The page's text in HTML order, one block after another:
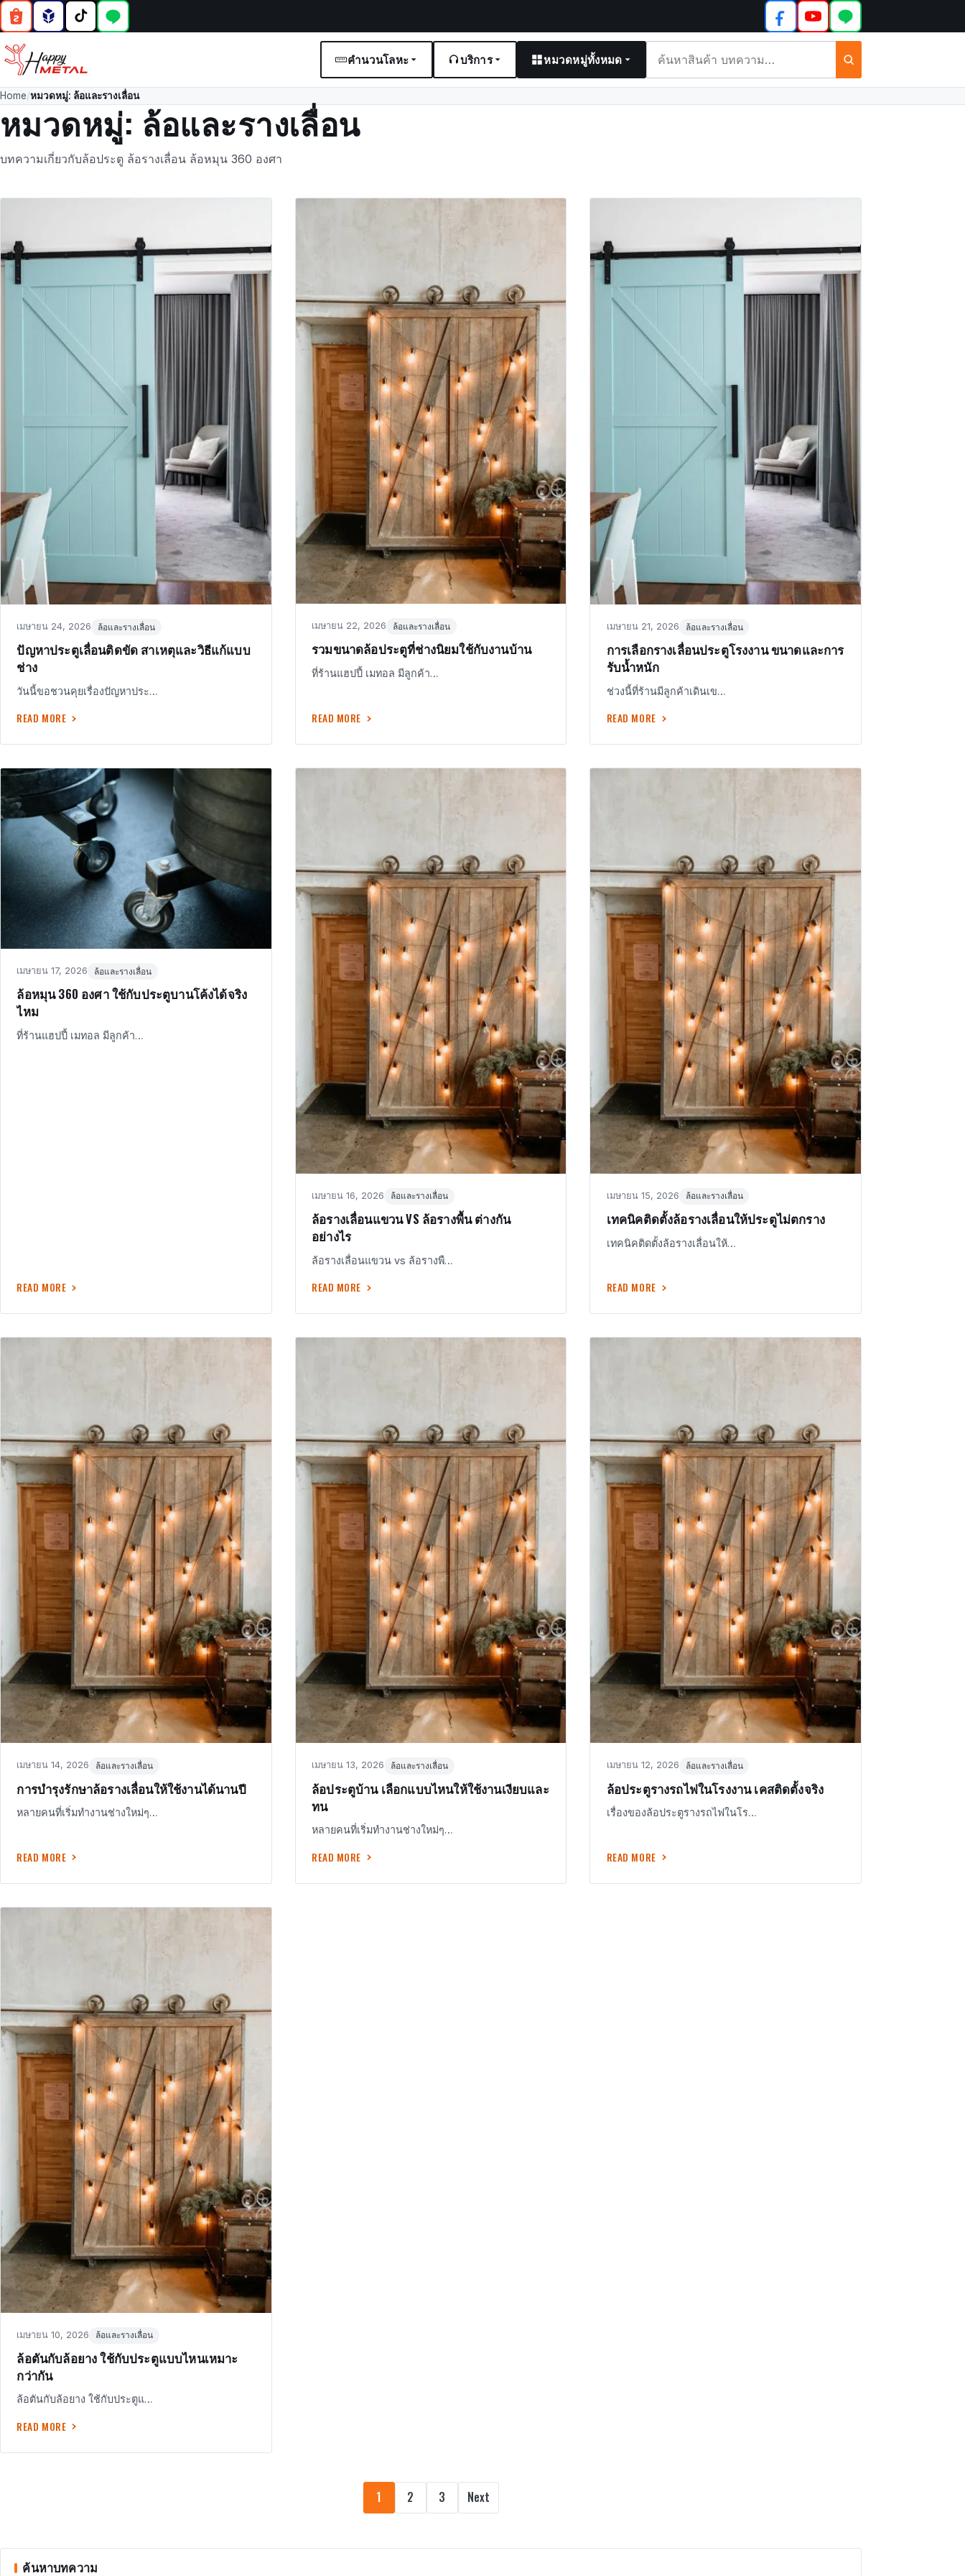
คำนวนโลหะ บริการ หมวดหมู่ทั้งหมด
และ
บทความ
Home/หมวดหมู่: ล้อและรางเลื่อน
หมวดหมู่: ล้อและรางเลื่อน
บทความเกี่ยวกับล้อประตู ล้อรางเลื่อน ล้อหมุน 360 องศา
Posted
เมษายน 24, 2026 ล้อและรางเลื่อน
ปัญหาประตูเลื่อนติดขัด สาเหตุและวิธีแก้แบบ
ช่าง
วันนี้ขอชวนคุยเรื่องปัญหาประ…
READ MORE
Posted
เมษายน 22, 2026 ล้อและรางเลื่อน
รวมขนาดล้อประตูที่ช่างนิยมใช้กับงานบ้าน
ที่ร้านแฮปปี้ เมทอล มีลูกค้า…
READ MORE
Posted
เมษายน 21, 2026in ล้อและรางเลื่อน
การเลือกรางเลื่อนประตูโรงงาน ขนาดและการ
รับน้ำหนัก
ช่วงนี้ที่ร้านมีลูกค้าเดินเข…
READ MORE
Posted
เมษายน 17, 2026 ล้อและรางเลื่อน
ล้อหมุน 360 องศา ใช้กับประตูบานโค้งได้จริง
ไหม
ที่ร้านแฮปปี้ เมทอล มีลูกค้า…
READ MORE
Posted
เมษายน 16, 2026 ล้อและรางเลื่อน
ล้อรางเลื่อนแขวน VS ล้อรางพื้น ต่างกัน
อย่างไร
ล้อรางเลื่อนแขวน vs ล้อรางพื…
READ MORE
Posted
เมษายน 15, 2026in ล้อและรางเลื่อน
เทคนิคติดตั้งล้อรางเลื่อนให้ประตูไม่ตกราง
เทคนิคติดตั้งล้อรางเลื่อนให้…
READ MORE
Posted
เมษายน 14, 2026 ล้อและรางเลื่อน
การบำรุงรักษาล้อรางเลื่อนให้ใช้งานได้นานปี
หลายคนที่เริ่มทำงานช่างใหม่ๆ…
READ MORE
Posted
เมษายน 13, 2026 ล้อและรางเลื่อน
ล้อประตูบ้าน เลือกแบบไหนให้ใช้งานเงียบและ
ทน
หลายคนที่เริ่มทำงานช่างใหม่ๆ…
READ MORE
Posted
เมษายน 12, 2026in ล้อและรางเลื่อน
ล้อประตูรางรถไฟในโรงงาน เคสติดตั้งจริง
เรื่องของล้อประตูรางรถไฟในโร…
READ MORE
Posted
เมษายน 10, 2026 ล้อและรางเลื่อน
ล้อตันกับล้อยาง ใช้กับประตูแบบไหนเหมาะ
กว่ากัน
ล้อตันกับล้อยาง ใช้กับประตูแ…
READ MORE
1 2 3 Next
ค้นหาบทความ